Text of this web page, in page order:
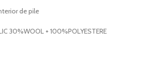
de pile
30%WOOL + 100%POLYESTERE